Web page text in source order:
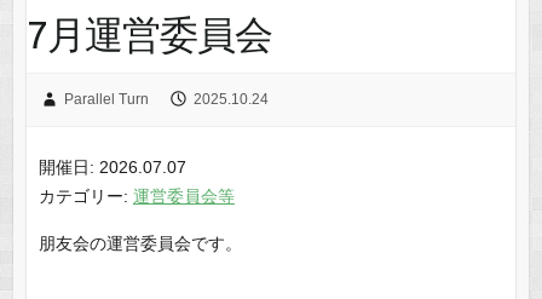
7月運営委員会
Parallel Turn 2025.10.24
開催日: 2026.07.07
カテゴリー: 運営委員会等
朋友会の運営委員会です。